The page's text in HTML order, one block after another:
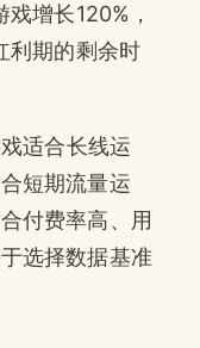
增长120%，
利期的剩余时
适合长线运
短期流量运
付费率高、用
选择数据基准